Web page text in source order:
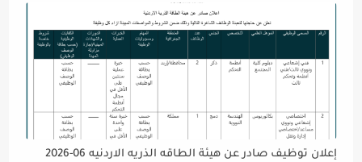
إعلان توظيف صادر عن هيئة الطاقه الذريه الاردنيه 06-2026